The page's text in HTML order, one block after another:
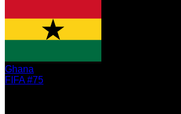
Ghana
FIFA #75